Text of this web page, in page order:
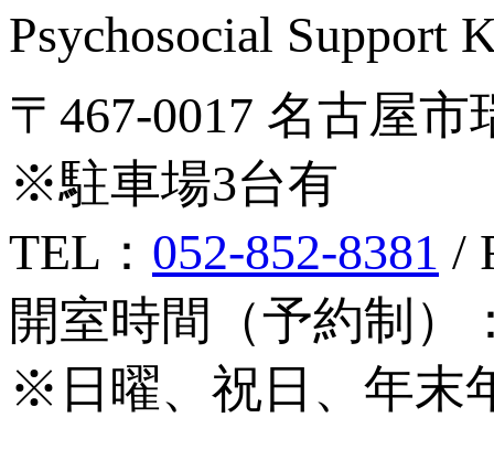
Psychosocial Support
〒467-0017 名古屋
※駐車場3台有
TEL： 052-852-8381 /
開室時間（予約制
※日曜、祝日、年末